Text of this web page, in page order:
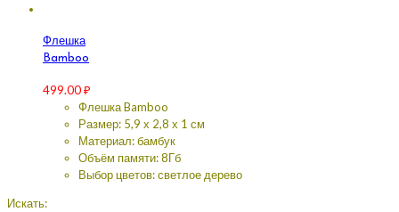
Флешка
Bamboo
499.00₽
Флешка Bamboo
Размер: 5,9 х 2,8 х 1 см
Материал: бамбук
Объём памяти: 8Гб
Выбор цветов: светлое дерево
Искать: